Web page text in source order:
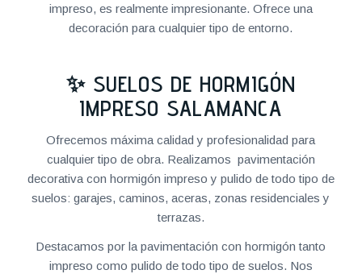
impreso, es realmente impresionante. Ofrece una
decoración para cualquier tipo de entorno.
✨ SUELOS DE HORMIGÓN
IMPRESO SALAMANCA
Ofrecemos máxima calidad y profesionalidad para
cualquier tipo de obra. Realizamos pavimentación
decorativa con hormigón impreso y pulido de todo tipo de
suelos: garajes, caminos, aceras, zonas residenciales y
terrazas.
Destacamos por la pavimentación con hormigón tanto
impreso como pulido de todo tipo de suelos. Nos